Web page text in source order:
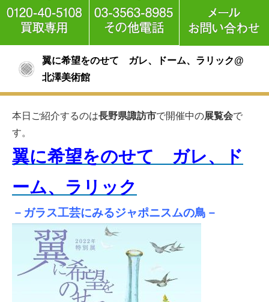
翼に希望をのせて ガレ、ドーム、ラリック@
北澤美術館
本日ご紹介するのは長野県諏訪市で開催中の展覧会で
す。
翼に希望をのせて ガレ、ド
ーム、ラリック
－ガラス工芸にみるジャポニスムの鳥－